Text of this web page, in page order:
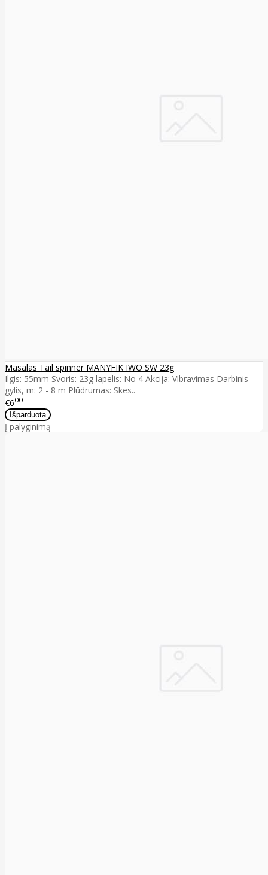
Masalas Tail spinner MANYFIK IWO SW 23g
Ilgis: 55mm Svoris: 23g lapelis: No 4 Akcija: Vibravimas Darbinis
gylis, m: 2 - 8 m Plūdrumas: Skes..
€600
Į palyginimą